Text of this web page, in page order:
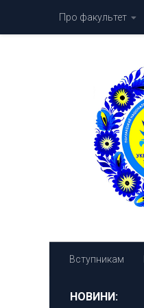
Skip to contentПро факультет
Вступникам
НОВИНИ: